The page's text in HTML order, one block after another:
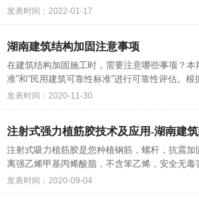
发表时间：2022-01-17
湖南建筑结构加固注意事项
在建筑结构加固施工时，需要注意哪些事项？
准”和“民用建筑可靠性标准”进行可靠性评估。
发表时间：2020-11-30
注射式强力植筋胶技术及应用-湖南建
注射式吸力植筋胶是您种植钢筋，螺杆，抗震
离强乙烯甲基丙烯酸脂，不含笨乙烯，安全无
发表时间：2020-09-04